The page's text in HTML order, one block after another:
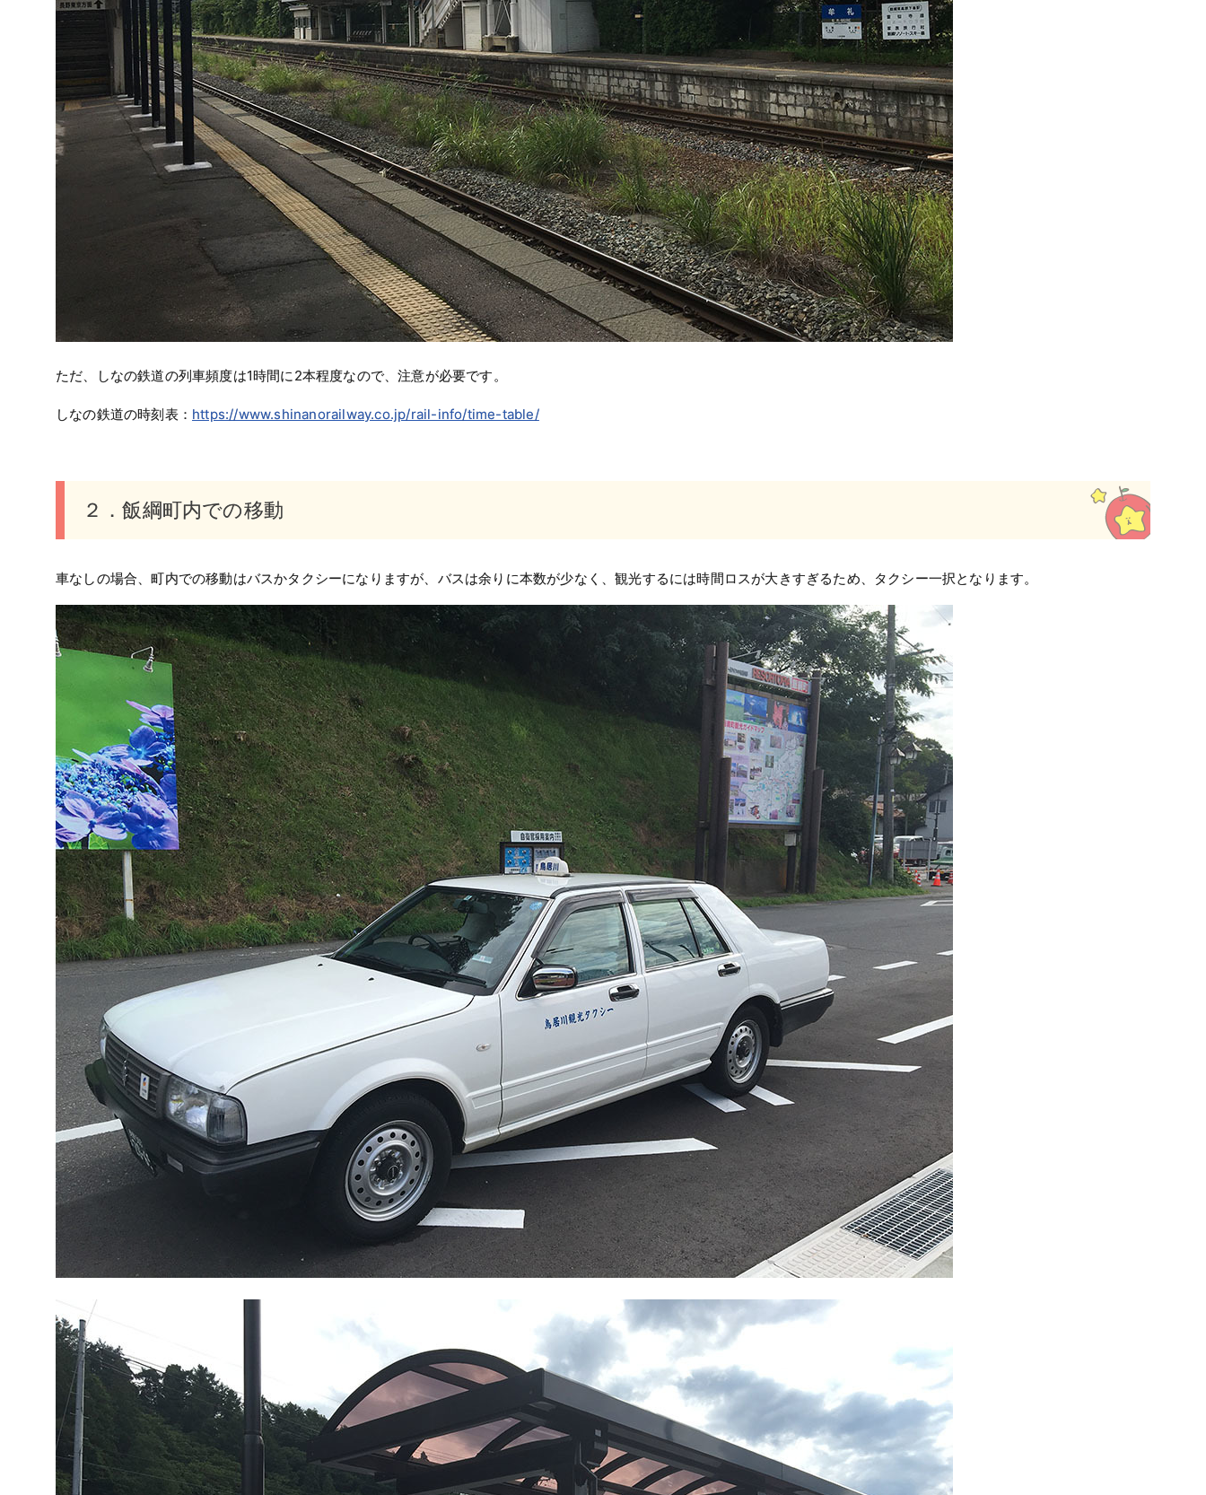
ただ、しなの鉄道の列車頻度は1時間に2本程度なので、注意が必要です。
しなの鉄道の時刻表： https://www.shinanorailway.co.jp/rail-info/time-table/
２．飯綱町内での移動
車なしの場合、町内での移動はバスかタクシーになりますが、バスは余りに本数が少なく、観光するには時間ロスが大きすぎるため、タクシー一択となります。